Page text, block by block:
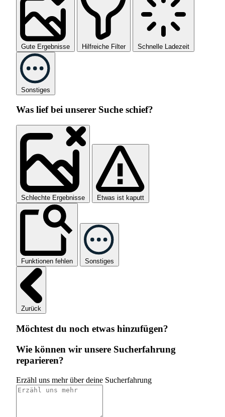
Gute Ergebnisse Hilfreiche Filter Schnelle Ladezeit
Sonstiges
Was lief bei unserer Suche schief?
Schlechte Ergebnisse Etwas ist kaputt
Funktionen fehlen Sonstiges
Zurück
Möchtest du noch etwas hinzufügen?
Wie können wir unsere Sucherfahrung
reparieren?
Erzähl uns mehr über deine Sucherfahrung